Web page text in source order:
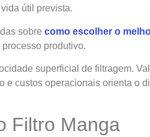
útil prevista.
sobre como escolher o
produtivo.
superficial de filtragem.
custos operacionais orienta o
Filtro Manga